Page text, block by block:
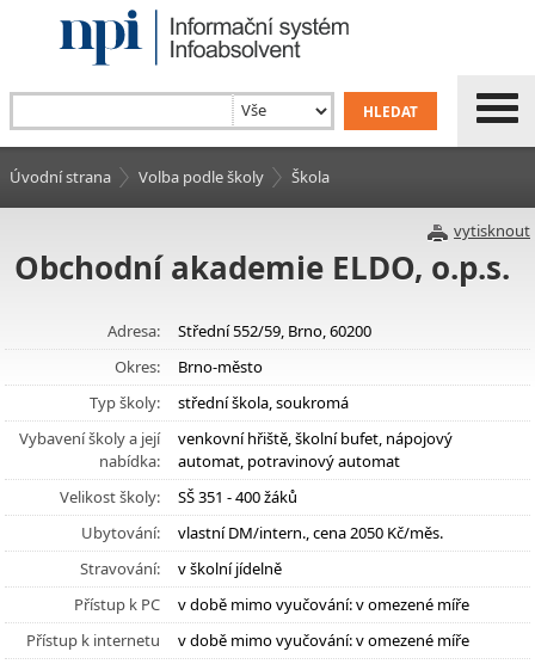
Úvodní strana Volba podle školy Škola
vytisknout
Obchodní akademie ELDO, o.p.s.
Adresa:
Střední 552/59, Brno, 60200
Okres:
Brno-město
Typ školy:
střední škola, soukromá
Vybavení školy a její
nabídka:
venkovní hřiště, školní bufet, nápojový
automat, potravinový automat
Velikost školy:
SŠ 351 - 400 žáků
Ubytování:
vlastní DM/intern., cena 2050 Kč/měs.
Stravování:
v školní jídelně
Přístup k PC
v době mimo vyučování: v omezené míře
Přístup k internetu
v době mimo vyučování: v omezené míře